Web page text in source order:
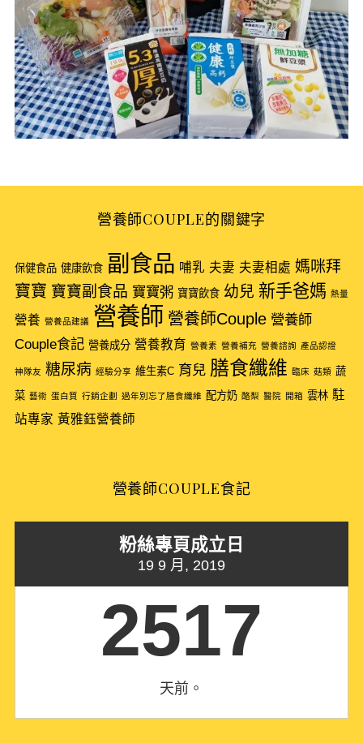
營養師COUPLE的關鍵字
保健食品 健康飲食 副食品 哺乳 夫妻 夫妻相處 媽咪拜
寶寶 寶寶副食品 寶寶粥 寶寶飲食 幼兒 新手爸媽 熱量
營養 營養品建議 營養師 營養師Couple 營養師
Couple食記 營養成分 營養教育 營養素 營養補充 營養諮詢 產品認證
神隊友 糖尿病 經驗分享 維生素C 育兒 膳食纖維 臨床 菇類 蔬
菜 藝術 蛋白質 行銷企劃 過年別忘了膳食纖維 配方奶 酪梨 醫院 開箱 雲林 駐
站專家 黃雅鈺營養師
營養師COUPLE食記
粉絲專頁成立日
19 9 月, 2019
2517
天前。
e
a
c
h
o
r